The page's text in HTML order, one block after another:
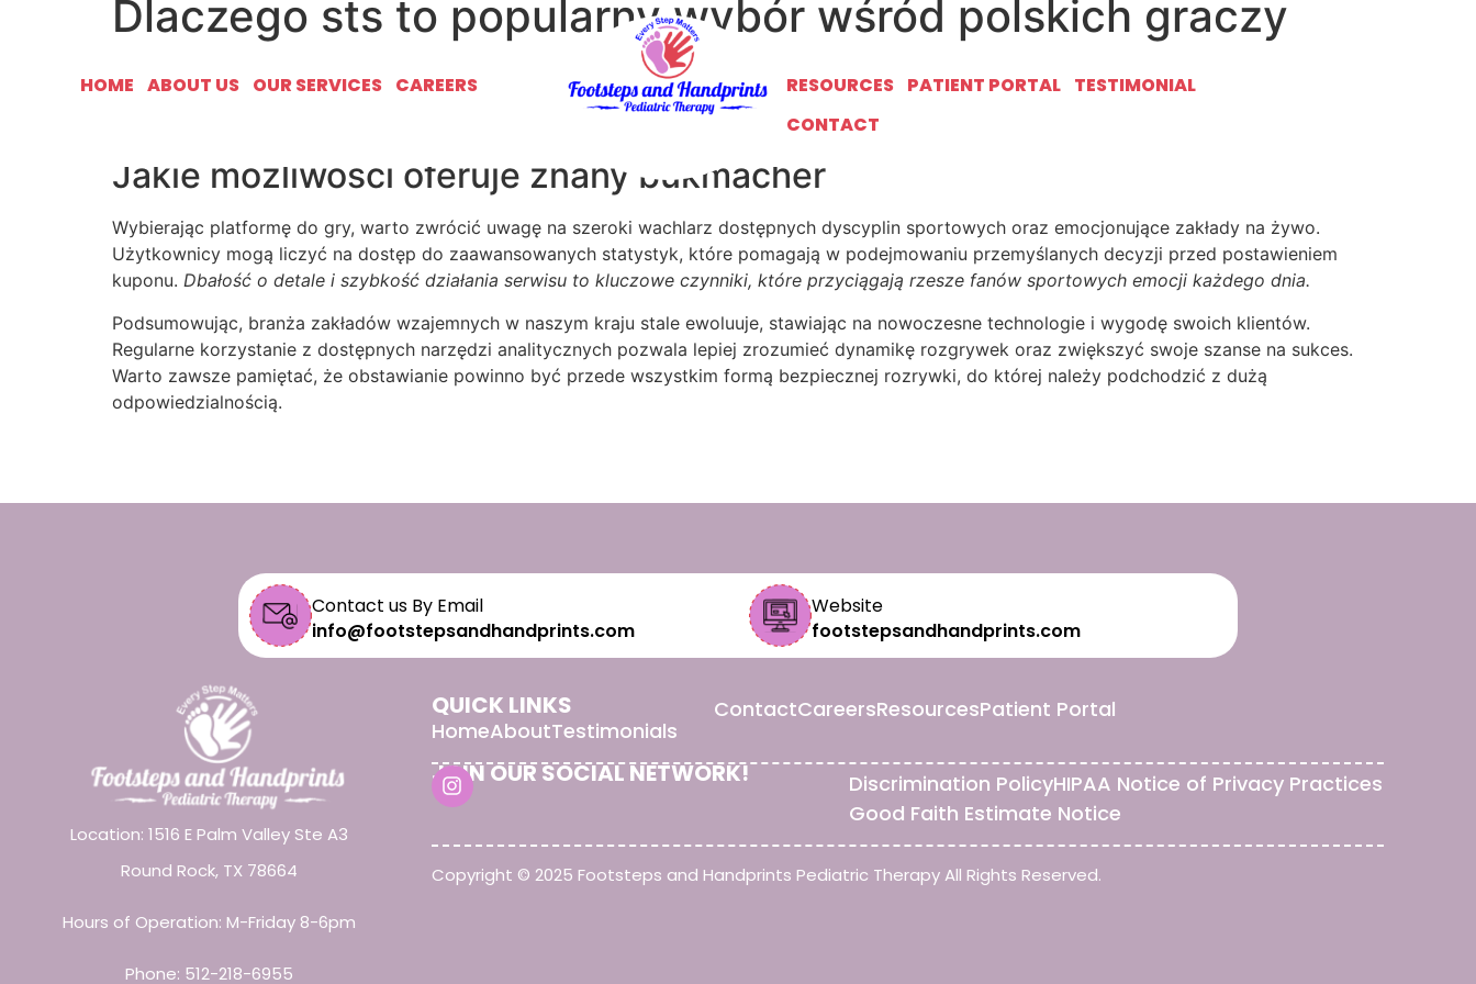
HOME ABOUT US OUR SERVICES CAREERS RESOURCES PATIENT PORTAL TESTIMONIAL
CONTACT
Dlaczego sts to popularny wybór wśród polskich graczy
Zakłady bukmacherskie cieszą się w Polsce niesłabnącą popularnością wśród miłośników sportu. Każdy nowoczesny gracz z pewnością doceni
, która ułatwia śledzenie bieżących wydarzeń. Intuicyjny interfejs sprawia, że obstawianie wyników staje się przyjemnością
Jakie możliwości oferuje znany bukmacher
Wybierając platformę do gry, warto zwrócić uwagę na szeroki wachlarz dostępnych dyscyplin sportowych oraz emocjonujące zakłady na żywo.
Użytkownicy mogą liczyć na dostęp do zaawansowanych statystyk, które pomagają w podejmowaniu przemyślanych decyzji przed postawieniem
kuponu. Dbałość o detale i szybkość działania serwisu to kluczowe czynniki, które przyciągają rzesze fanów sportowych emocji każdego dnia.
Podsumowując, branża zakładów wzajemnych w naszym kraju stale ewoluuje, stawiając na nowoczesne technologie i wygodę swoich klientów.
Regularne korzystanie z dostępnych narzędzi analitycznych pozwala lepiej zrozumieć dynamikę rozgrywek oraz zwiększyć swoje szanse na sukces.
Warto zawsze pamiętać, że obstawianie powinno być przede wszystkim formą bezpiecznej rozrywki, do której należy podchodzić z dużą
odpowiedzialnością.
Contact us By Email
info@footstepsandhandprints.com
Website
footstepsandhandprints.com
Location: 1516 E Palm Valley Ste A3
Round Rock, TX 78664
Hours of Operation: M-Friday 8-6pm
Phone: 512-218-6955
QUICK LINKS
HomeAboutTestimonials
ContactCareersResourcesPatient Portal
JOIN OUR SOCIAL NETWORK! Discrimination PolicyHIPAA Notice of Privacy Practices
Good Faith Estimate Notice
Copyright © 2025 Footsteps and Handprints Pediatric Therapy All Rights Reserved.